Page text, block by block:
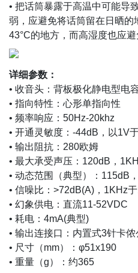
• 把话筒暴露于高温中可能导
弱，应避免将话筒留在日晒的
43°C的地方，而高湿度也应避
详细参数：
• 收音头：背板极化静电型电
• 指向特性：心形单指向性
• 频率响应：50Hz-20khz
• 开通灵敏度：-44dB，以1V
• 输出阻抗：280欧姆
• 最大承受声压：120dB，
• 动态范围（典型）：115dB
• 信噪比：>72dB(A)，1KHz
• 幻象供电：直流11-52VDC
• 耗电：4mA(典型)
• 输出连接口：内置式3针卡侬
• 尺寸（mm）：φ51x190
• 重量（g）：约365